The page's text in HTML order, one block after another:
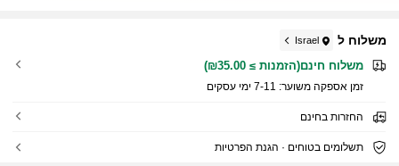
משלוח ל Israel
משלוח חינם(הזמנות ≥ ₪35.00)
זמן אספקה ​​משוער: 7-11 ימי עסקים
החזרות בחינם
תשלומים בטוחים · הגנת הפרטיות